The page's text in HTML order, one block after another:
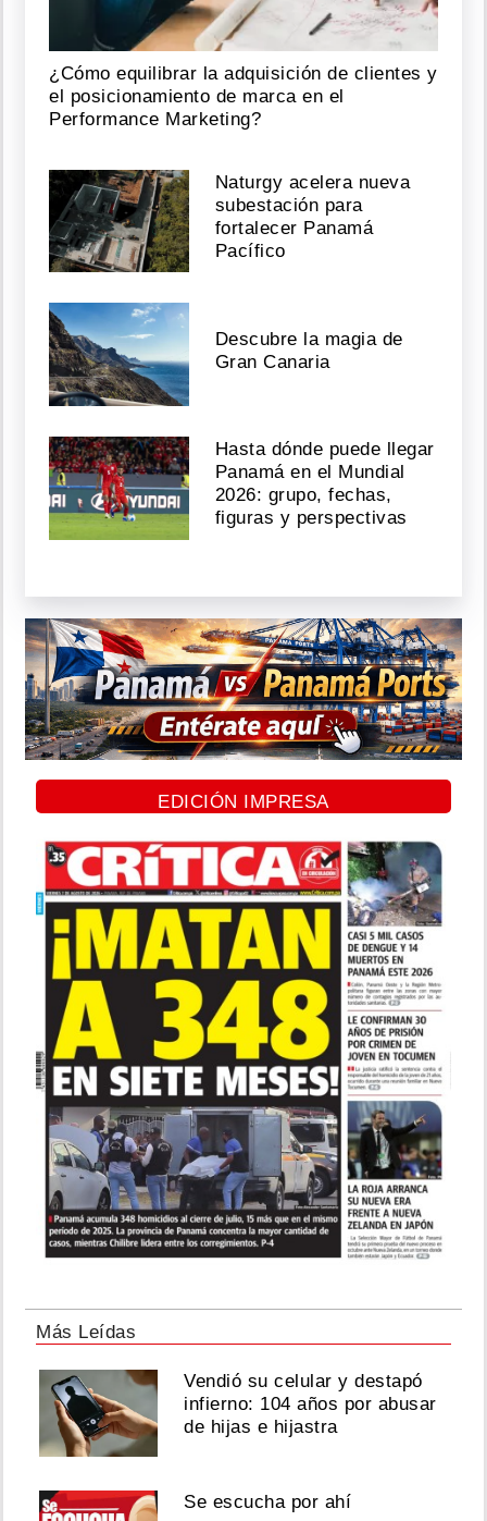
¿Cómo equilibrar la adquisición de clientes y
el posicionamiento de marca en el
Performance Marketing?
Naturgy acelera nueva
subestación para
fortalecer Panamá
Pacífico
Descubre la magia de
Gran Canaria
Hasta dónde puede llegar
Panamá en el Mundial
2026: grupo, fechas,
figuras y perspectivas
EDICIÓN IMPRESA
Más Leídas
Vendió su celular y destapó
infierno: 104 años por abusar
de hijas e hijastra
Se escucha por ahí